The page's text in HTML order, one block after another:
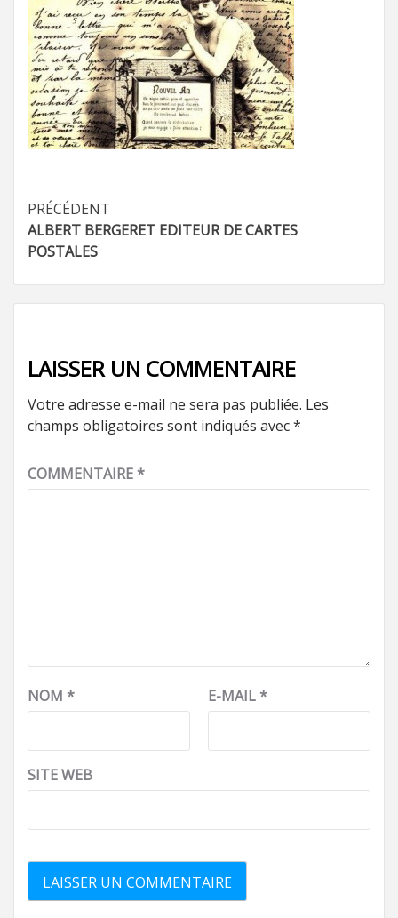
Navigation
d’article
PRÉCÉDENT
ALBERT BERGERET EDITEUR DE CARTES
POSTALES
LAISSER UN COMMENTAIRE
Votre adresse e-mail ne sera pas publiée. Les
champs obligatoires sont indiqués avec*
COMMENTAIRE*
NOM * E-MAIL*
SITE WEB